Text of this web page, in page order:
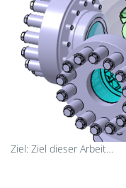
Ziel: Ziel dieser Arbeit…